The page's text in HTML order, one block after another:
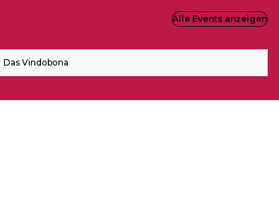
Das Vindobona
Alle Events anzeigen